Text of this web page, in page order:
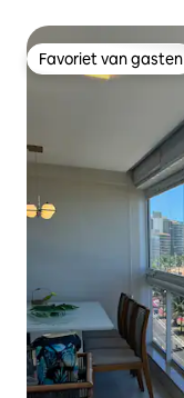
Favoriet van gasten
Favoriet van gasten